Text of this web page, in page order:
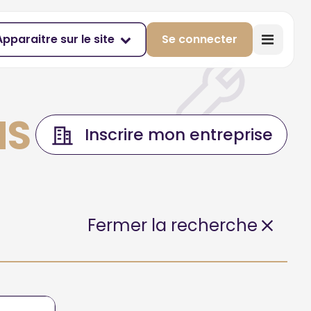
sur le site Se connecter
Inscrire mon entreprise
Fermer la recherche